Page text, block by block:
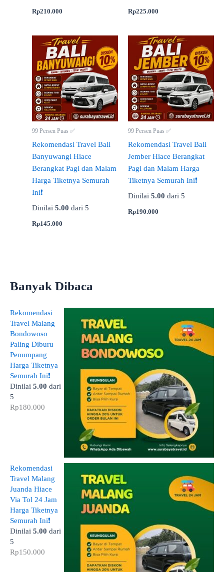
Rp210.000 Rp225.000
99 Persen Puas ✅
Rekomendasi Travel Bali
Banyuwangi Hiace
Berangkat Pagi dan Malam
Harga Tiketnya Semurah
Ini❗
Dinilai 5.00 dari 5
Rp145.000
99 Persen Puas ✅
Rekomendasi Travel Bali
Jember Hiace Berangkat
Pagi dan Malam Harga
Tiketnya Semurah Ini❗
Dinilai 5.00 dari 5
Rp190.000
Banyak Dibaca
Rekomendasi
Travel Malang
Bondowoso
Paling Diburu
Penumpang
Harga Tiketnya
Semurah Ini❗
Dinilai 5.00 dari
5
Rp180.000
Rekomendasi
Travel Malang
Juanda Hiace
Via Tol 24 Jam
Harga Tiketnya
Semurah Ini❗
Dinilai 5.00 dari
5
Rp150.000